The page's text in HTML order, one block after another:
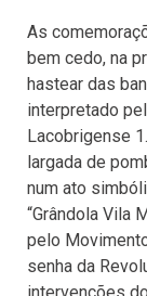
As
bem cedo, na
hastear das
interpretado
Lacobrigense
largada de
num ato
“Grândola Vila
pelo
senha da
intervenções